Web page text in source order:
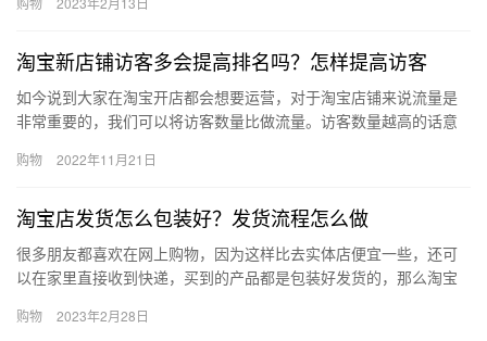
场景…
淘宝新店铺访客多会提高排名吗？怎样提高访客
如今说到大家在淘宝开店都会想要运营，对于淘宝店铺来说流量是
非常重要的，我们可以将访客数量比做流量。访客数量越高的话意
客？下面…
购物 2022年11月21日
淘宝店发货怎么包装好？发货流程怎么做
很多朋友都喜欢在网上购物，因为这样比去实体店便宜一些，还可
以在家里直接收到快递，买到的产品都是包装好发货的，那么淘宝
开店…
购物 2023年2月28日